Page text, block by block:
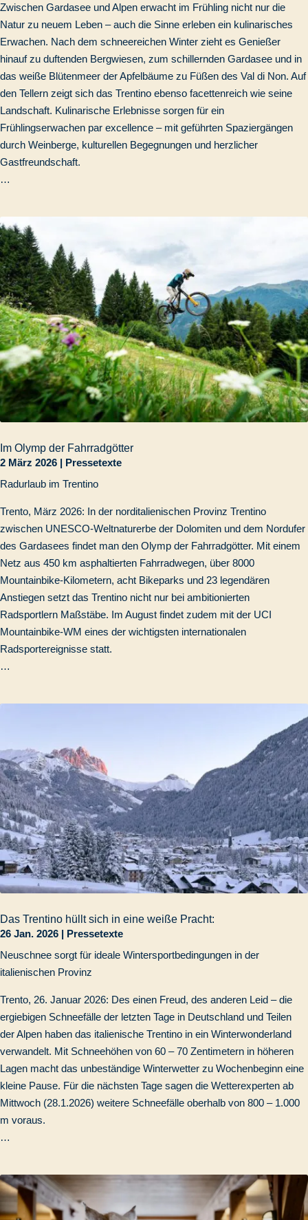
Zwischen Gardasee und Alpen erwacht im Frühling nicht nur die
Natur zu neuem Leben – auch die Sinne erleben ein kulinarisches
Erwachen. Nach dem schneereichen Winter zieht es Genießer
hinauf zu duftenden Bergwiesen, zum schillernden Gardasee und in
das weiße Blütenmeer der Apfelbäume zu Füßen des Val di Non. Auf
den Tellern zeigt sich das Trentino ebenso facettenreich wie seine
Landschaft. Kulinarische Erlebnisse sorgen für ein
Frühlingserwachen par excellence – mit geführten Spaziergängen
durch Weinberge, kulturellen Begegnungen und herzlicher
Gastfreundschaft.
…
Im Olymp der Fahrradgötter
2 März 2026 | Pressetexte
Radurlaub im Trentino
Trento, März 2026: In der norditalienischen Provinz Trentino
zwischen UNESCO-Weltnaturerbe der Dolomiten und dem Nordufer
des Gardasees findet man den Olymp der Fahrradgötter. Mit einem
Netz aus 450 km asphaltierten Fahrradwegen, über 8000
Mountainbike-Kilometern, acht Bikeparks und 23 legendären
Anstiegen setzt das Trentino nicht nur bei ambitionierten
Radsportlern Maßstäbe. Im August findet zudem mit der UCI
Mountainbike-WM eines der wichtigsten internationalen
Radsportereignisse statt.
…
Das Trentino hüllt sich in eine weiße Pracht:
26 Jan. 2026 | Pressetexte
Neuschnee sorgt für ideale Wintersportbedingungen in der
italienischen Provinz
Trento, 26. Januar 2026: Des einen Freud, des anderen Leid – die
ergiebigen Schneefälle der letzten Tage in Deutschland und Teilen
der Alpen haben das italienische Trentino in ein Winterwonderland
verwandelt. Mit Schneehöhen von 60 – 70 Zentimetern in höheren
Lagen macht das unbeständige Winterwetter zu Wochenbeginn eine
kleine Pause. Für die nächsten Tage sagen die Wetterexperten ab
Mittwoch (28.1.2026) weitere Schneefälle oberhalb von 800 – 1.000
m voraus.
…